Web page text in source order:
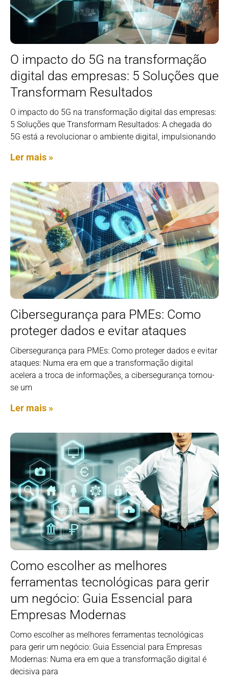
O impacto do 5G na transformação
digital das empresas: 5 Soluções que
Transformam Resultados
O impacto do 5G na transformação digital das empresas:
5 Soluções que Transformam Resultados: A chegada do
5G está a revolucionar o ambiente digital, impulsionando
Ler mais »
Cibersegurança para PMEs: Como
proteger dados e evitar ataques
Cibersegurança para PMEs: Como proteger dados e evitar
ataques: Numa era em que a transformação digital
acelera a troca de informações, a cibersegurança tornou-
se um
Ler mais »
Como escolher as melhores
ferramentas tecnológicas para gerir
um negócio: Guia Essencial para
Empresas Modernas
Como escolher as melhores ferramentas tecnológicas
para gerir um negócio: Guia Essencial para Empresas
Modernas: Numa era em que a transformação digital é
decisiva para